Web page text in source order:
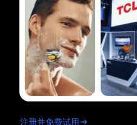
注册并免费试用